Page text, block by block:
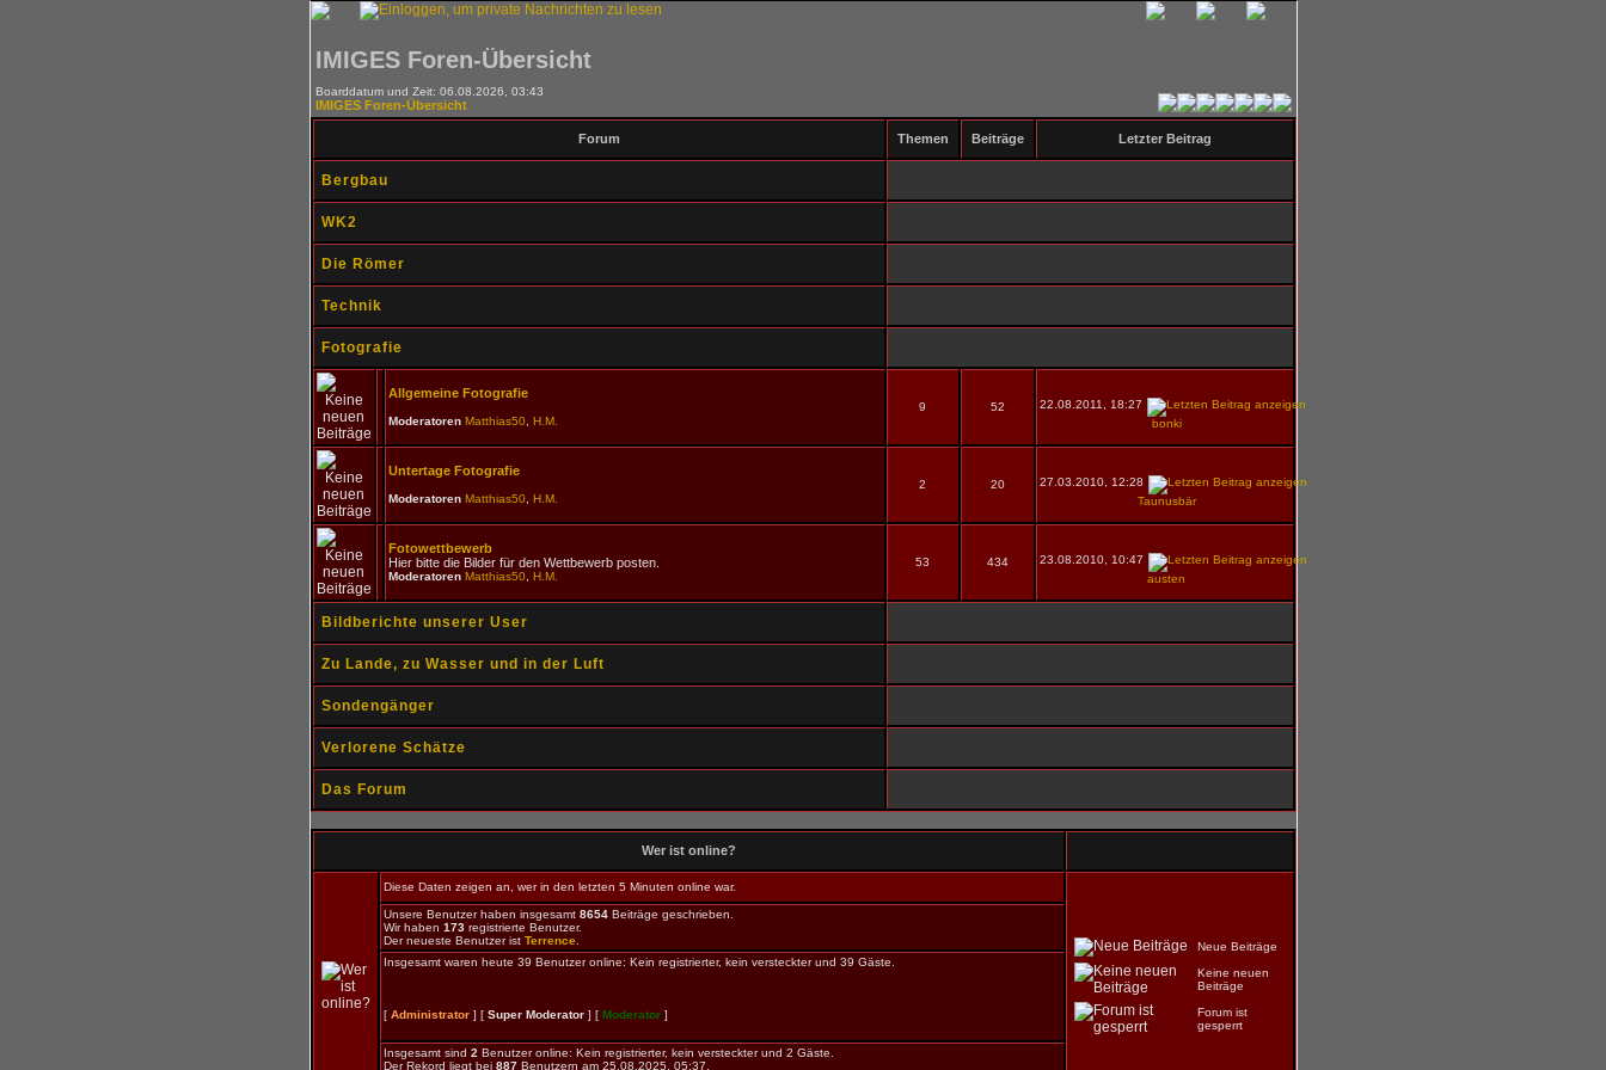
IMIGES Foren-Übersicht
Boarddatum und Zeit: 06.08.2026, 03:43
IMIGES Foren-Übersicht
Forum Themen Beiträge Letzter Beitrag
Bergbau
WK2
Die Römer
Technik
Fotografie
Allgemeine Fotografie
Moderatoren Matthias50, H.M.
9 52
22.08.2011, 18:27
bonki
Untertage Fotografie
Moderatoren Matthias50, H.M.
2 20
27.03.2010, 12:28
Taunusbär
Fotowettbewerb
Hier bitte die Bilder für den Wettbewerb posten.
Moderatoren Matthias50, H.M.
53 434
23.08.2010, 10:47
austen
Bildberichte unserer User
Zu Lande, zu Wasser und in der Luft
Sondengänger
Verlorene Schätze
Das Forum
Wer ist online?
Diese Daten zeigen an, wer in den letzten 5 Minuten online war.
Neue Beiträge
Keine neuen
Beiträge
Forum ist
gesperrt
Unsere Benutzer haben insgesamt 8654Beiträge geschrieben.
Wir haben 173registrierte Benutzer.
Der neueste Benutzer ist Terrence.
Insgesamt waren heute 39 Benutzer online: Kein registrierter, kein versteckter und 39 Gäste.
[ Administrator] [ Super Moderator] [ Moderator]
Insgesamt sind 2 Benutzer online: Kein registrierter, kein versteckter und 2 Gäste.
Der Rekord liegt bei 887Benutzern am 25.08.2025, 05:37.